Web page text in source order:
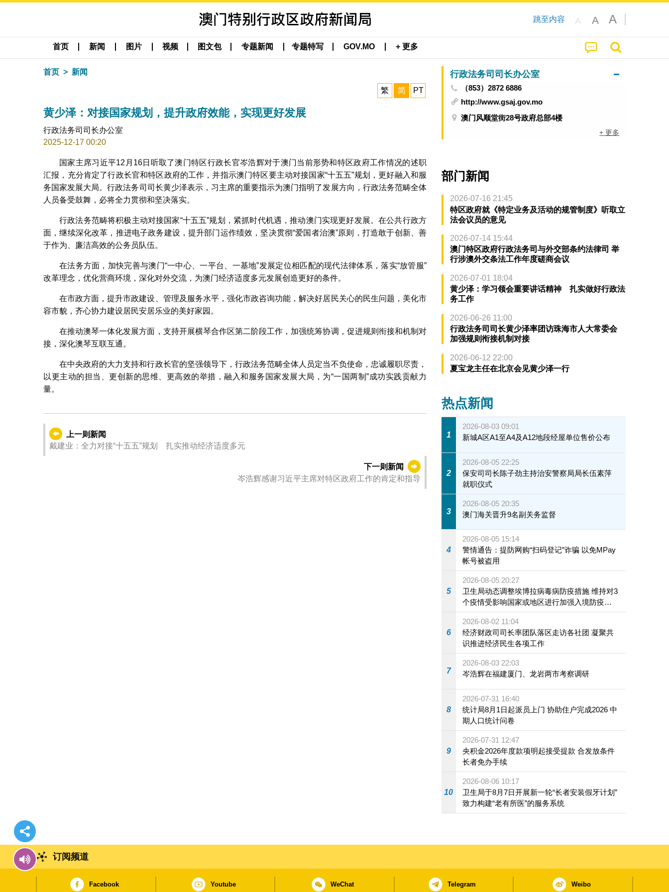
跳至内容 A A A
首页 新闻 图片 视频 图文包 专题新闻 专题特写 GOV.MO + 更多
首页 新闻
繁 简 PT
黄少泽：对接国家规划，提升政府效能，实现更好发展
行政法务司司长办公室
2025-12-17 00:20
国家主席习近平12月16日听取了澳门特区行政长官岑浩辉对于澳门当前形势和特区政府工作情况的述职
汇报，充分肯定了行政长官和特区政府的工作，并指示澳门特区要主动对接国家“十五五”规划，更好融入和服
务国家发展大局。行政法务司司长黄少泽表示，习主席的重要指示为澳门指明了发展方向，行政法务范畴全体
人员备受鼓舞，必将全力贯彻和坚决落实。
行政法务范畴将积极主动对接国家“十五五”规划，紧抓时代机遇，推动澳门实现更好发展。在公共行政方
面，继续深化改革，推进电子政务建设，提升部门运作绩效，坚决贯彻“爱国者治澳”原则，打造敢于创新、善
于作为、廉洁高效的公务员队伍。
在法务方面，加快完善与澳门“一中心、一平台、一基地”发展定位相匹配的现代法律体系，落实“放管服”
改革理念，优化营商环境，深化对外交流，为澳门经济适度多元发展创造更好的条件。
在市政方面，提升市政建设、管理及服务水平，强化市政咨询功能，解决好居民关心的民生问题，美化市
容市貌，齐心协力建设居民安居乐业的美好家园。
在推动澳琴一体化发展方面，支持开展横琴合作区第二阶段工作，加强统筹协调，促进规则衔接和机制对
接，深化澳琴互联互通。
在中央政府的大力支持和行政长官的坚强领导下，行政法务范畴全体人员定当不负使命，忠诚履职尽责，
以更主动的担当、更创新的思维、更高效的举措，融入和服务国家发展大局，为“一国两制”成功实践贡献力
量。
上一则新闻
戴建业：全力对接“十五五”规划 扎实推动经济适度多元
下一则新闻
岑浩辉感谢习近平主席对特区政府工作的肯定和指导
行政法务司司长办公室
（853）2872 6886
http://www.gsaj.gov.mo
澳门风顺堂街28号政府总部4楼
+ 更多
部门新闻
2026-07-16 21:45
特区政府就《特定业务及活动的规管制度》听取立
法会议员的意见
2026-07-14 15:44
澳门特区政府行政法务司与外交部条约法律司 举
行涉澳外交条法工作年度磋商会议
2026-07-01 18:04
黄少泽：学习领会重要讲话精神 扎实做好行政法
务工作
2026-06-26 11:00
行政法务司司长黄少泽率团访珠海市人大常委会
加强规则衔接机制对接
2026-06-12 22:00
夏宝龙主任在北京会见黄少泽一行
热点新闻
1
2026-08-03 09:01
新城A区A1至A4及A12地段经屋单位售价公布
2
2026-08-05 22:25
保安司司长陈子劲主持治安警察局局长伍素萍
就职仪式
3
2026-08-05 20:35
澳门海关晋升9名副关务监督
4
2026-08-05 15:14
警情通告：提防网购“扫码登记”诈骗 以免MPay
帐号被盗用
5
2026-08-05 20:27
卫生局动态调整埃博拉病毒病防疫措施 维持对3
个疫情受影响国家或地区进行加强入境防疫措
施
6
2026-08-02 11:04
经济财政司司长率团队落区走访各社团 凝聚共
识推进经济民生各项工作
7
2026-08-03 22:03
岑浩辉在福建厦门、龙岩两市考察调研
8
2026-07-31 16:40
统计局8月1日起派员上门 协助住户完成2026 中
期人口统计问卷
9
2026-07-31 12:47
央积金2026年度款项明起接受提款 合发放条件
长者免办手续
10
2026-08-06 10:17
卫生局于8月7日开展新一轮“长者安装假牙计划”
致力构建“老有所医”的服务系统
订阅频道
Facebook Youtube WeChat Telegram Weibo